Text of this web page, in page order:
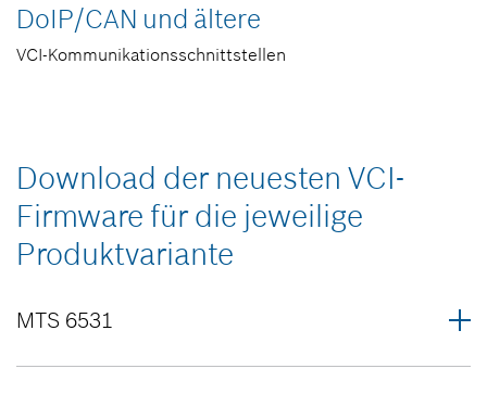
DoIP/CAN und ältere
VCI-Kommunikationsschnittstellen
Download der neuesten VCI-
Firmware für die jeweilige
Produktvariante
MTS 6531